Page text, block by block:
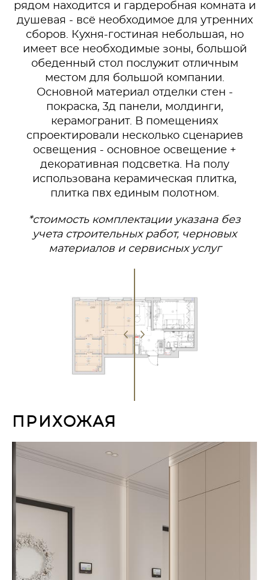
рядом находится и гардеробная комната и
душевая - всё необходимое для утренних
сборов. Кухня-гостиная небольшая, но
имеет все необходимые зоны, большой
обеденный стол послужит отличным
местом для большой компании.
Основной материал отделки стен -
покраска, 3д панели, молдинги,
керамогранит. В помещениях
спроектировали несколько сценариев
освещения - основное освещение +
декоративная подсветка. На полу
использована керамическая плитка,
плитка пвх единым полотном.
*стоимость комплектации указана без
учета строительных работ, черновых
материалов и сервисных услуг
ПРИХОЖАЯ